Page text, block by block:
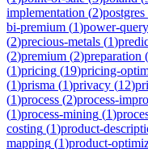
implementation (2)postgres
bi-premium (1)power-query
(2)precious-metals (1)
(2)premium (2)preparation (
(1)pricing (19)pricing-
(1)prisma (1)privacy (12)
(1)process (2)process-
(1)process-mining (1)
costing (1)product-
mapping (1)product-